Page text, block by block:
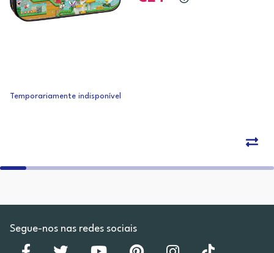
Temporariamente indisponível
Segue-nos nas redes sociais